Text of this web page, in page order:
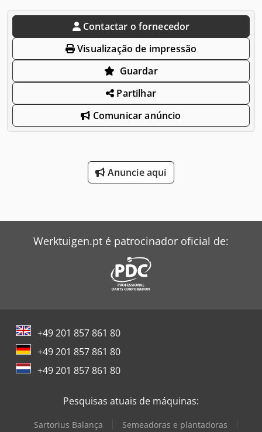
Contactar o fornecedor
Visualização de impressão
Guardar
Partilhar
Comunicar anúncio
Anuncie aqui
Werktuigen.pt é patrocinador oficial de:
+49 201 857 861 80
+49 201 857 861 80
+49 201 857 861 80
Pesquisas atuais de máquinas:
Sartorius Balança
Semeadoras e plantadoras